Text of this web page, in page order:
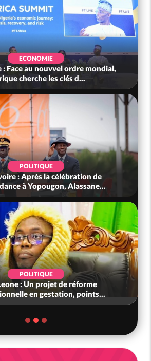
ECONOMIE
Face au nouvvel ordre mondial,
cherche les clés d...
POLITIQUE
: Après la célébration de
à Yopougon, Alassane...
POLITIQUE
: Un projet de réforme
en gestation, points...